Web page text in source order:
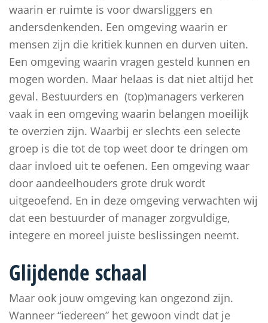
waarin er ruimte is voor dwarsliggers en
andersdenkenden. Een omgeving waarin er
mensen zijn die kritiek kunnen en durven uiten.
Een omgeving waarin vragen gesteld kunnen en
mogen worden. Maar helaas is dat niet altijd het
geval. Bestuurders en (top)managers verkeren
vaak in een omgeving waarin belangen moeilijk
te overzien zijn. Waarbij er slechts een selecte
groep is die tot de top weet door te dringen om
daar invloed uit te oefenen. Een omgeving waar
door aandeelhouders grote druk wordt
uitgeoefend. En in deze omgeving verwachten wij
dat een bestuurder of manager zorgvuldige,
integere en moreel juiste beslissingen neemt.
Glijdende schaal
Maar ook jouw omgeving kan ongezond zijn.
Wanneer “iedereen” het gewoon vindt dat je